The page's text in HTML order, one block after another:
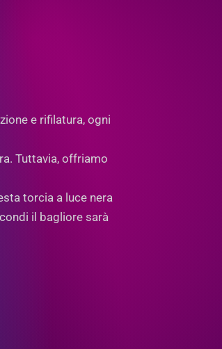
e rifilatura, ogni
Tuttavia, offriamo
torcia a luce nera
il bagliore sarà